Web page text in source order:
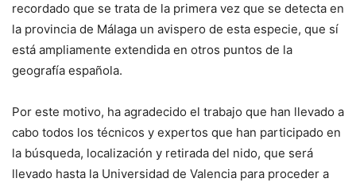
recordado que se trata de la primera vez que se detecta en
la provincia de Málaga un avispero de esta especie, que sí
está ampliamente extendida en otros puntos de la
geografía española.
Por este motivo, ha agradecido el trabajo que han llevado a
cabo todos los técnicos y expertos que han participado en
la búsqueda, localización y retirada del nido, que será
llevado hasta la Universidad de Valencia para proceder a